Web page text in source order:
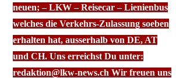
neuen; – LKW – Reisecar – Lienienbus
welches die Verkehrs-Zulassung soeben
erhalten hat, ausserhalb von DE, AT
und CH. Uns erreichst Du unter:
redaktion@lkw-news.ch Wir freuen uns